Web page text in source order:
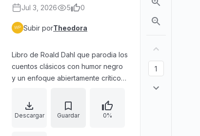
Jul 3, 2026 5 0
Subir porTheodora
Libro de Roald Dahl que parodia los
cuentos clásicos con humor negro
y un enfoque abiertamente crítico
edulcoradas. Reescribe historias
como la de Cenicienta mostrando a
Descargar Guardar 0%